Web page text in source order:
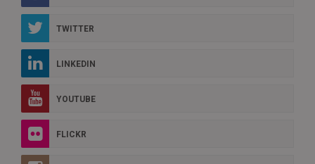
TWITTER
LINKEDIN
YOUTUBE
FLICKR